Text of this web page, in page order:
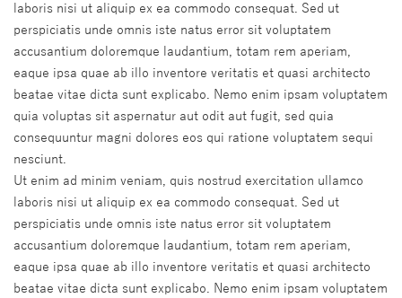
laboris nisi ut aliquip ex ea commodo consequat. Sed ut
perspiciatis unde omnis iste natus error sit voluptatem
accusantium doloremque laudantium, totam rem aperiam,
eaque ipsa quae ab illo inventore veritatis et quasi architecto
beatae vitae dicta sunt explicabo. Nemo enim ipsam voluptatem
quia voluptas sit aspernatur aut odit aut fugit, sed quia
consequuntur magni dolores eos qui ratione voluptatem sequi
nesciunt.
Ut enim ad minim veniam, quis nostrud exercitation ullamco
laboris nisi ut aliquip ex ea commodo consequat. Sed ut
perspiciatis unde omnis iste natus error sit voluptatem
accusantium doloremque laudantium, totam rem aperiam,
eaque ipsa quae ab illo inventore veritatis et quasi architecto
beatae vitae dicta sunt explicabo. Nemo enim ipsam voluptatem